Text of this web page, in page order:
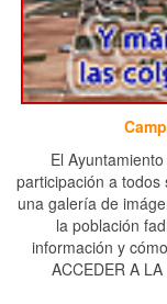
El
participación a todos
una galería de
la población
información y
ACCEDER A